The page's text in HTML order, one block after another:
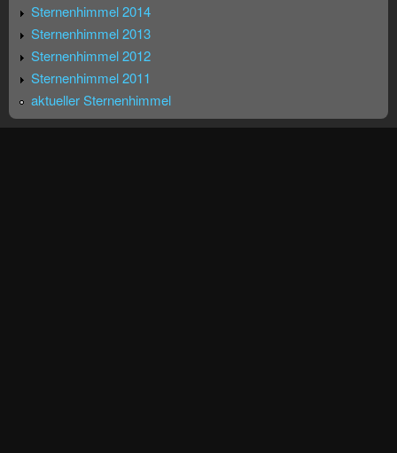
Sternenhimmel 2014
Sternenhimmel 2013
Sternenhimmel 2012
Sternenhimmel 2011
aktueller Sternenhimmel